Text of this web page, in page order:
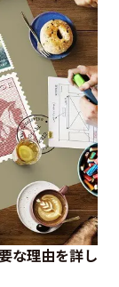
な理由を詳し